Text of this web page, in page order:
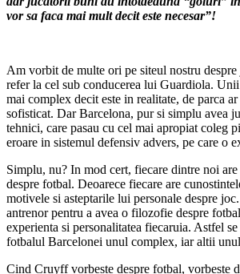
vor sa faca mai mult decit este necesar”!
Johan
Am vorbit de multe ori pe siteul nostru
refer la cel sub conducerea lui Guardiola.
mai complex decit este in realitate, de parca
sofisticat. Dar Barcelona, pur si simplu avea
tehnici, care pasau cu cel mai apropiat coleg
eroare in sistemul defensiv advers, pe care o
Simplu, nu? In mod cert, fiecare dintre noi
despre fotbal. Deoarece fiecare are
motivele si asteptarile lui personale despre
antrenor pentru a avea o filozofie despre
experienta si personalitatea fiecaruia. Astfel
fotbalul Barcelonei unul complex, iar altii
Cind Cruyff vorbeste despre fotbal, vorbeste